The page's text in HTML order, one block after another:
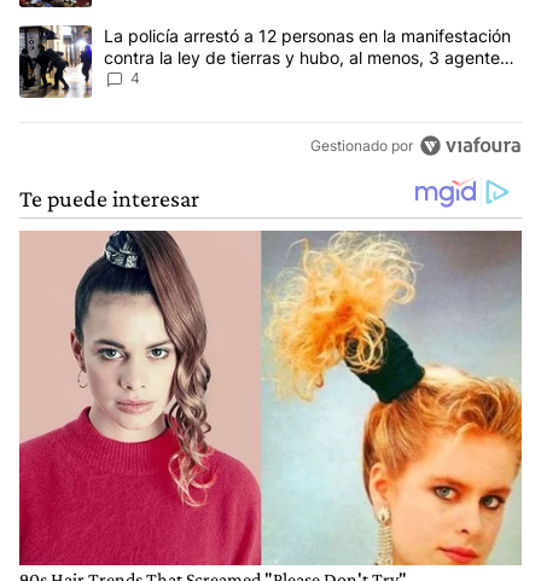
Un artículo de tendencia con el título "La policía arrestó a 12
La policía arrestó a 12 personas en la manifestación
contra la ley de tierras y hubo, al menos, 3 agentes
heridos
4
Gestionado por